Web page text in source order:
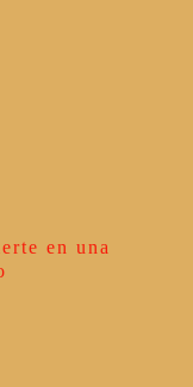
en una